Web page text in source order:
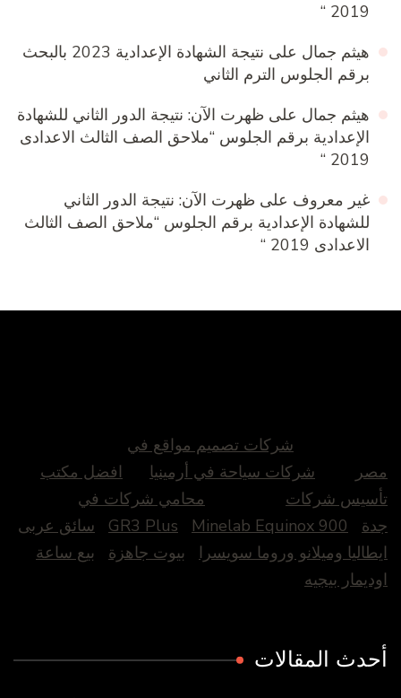
2019 “
هيثم جمال على
نتيجة الشهادة الإعدادية 2023 بالبحث
برقم الجلوس الترم الثاني
هيثم جمال على ظهرت الآن: نتيجة الدور الثاني للشهادة
الإعدادية برقم الجلوس “ملاحق الصف الثالث الاعدادى
2019 “
غير معروف على ظهرت الآن: نتيجة الدور الثاني
للشهادة الإعدادية برقم الجلوس “ملاحق الصف الثالث
الاعدادى 2019 “
شركات تصميم مواقع في
مصر
شركات سياحة في أرمينيا
افضل مكتب
تأسيس شركات
محامي شركات في
جدة
GR3 Plus Minelab Equinox 900
سائق عربى
ايطاليا وميلانو وروما سويسرا
بيوت جاهزة
بيع ساعة
اوديمار بيجيه
أحدث المقالات